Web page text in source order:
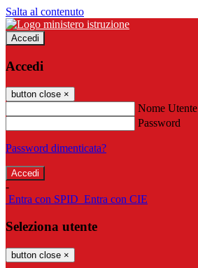
Salta al contenuto
Accedi
Accedi
button close ×
Nome Utente
Password
Password dimenticata?
-
Entra con SPID Entra con CIE
Seleziona utente
button close ×